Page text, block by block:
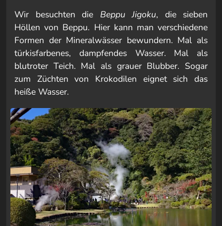
Wir besuchten die Beppu Jigoku, die sieben
Höllen von Beppu. Hier kann man verschiedene
Formen der Mineralwässer bewundern. Mal als
türkisfarbenes, dampfendes Wasser. Mal als
blutroter Teich. Mal als grauer Blubber. Sogar
zum Züchten von Krokodilen eignet sich das
heiße Wasser.